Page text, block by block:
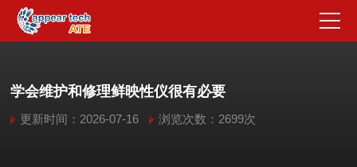
学会维护和修理鲜映性仪很有必要
更新时间：2026-07-16 浏览次数：2699次